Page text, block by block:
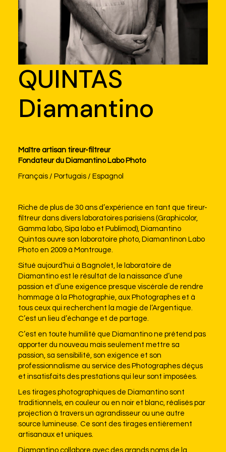
QUINTAS
Diamantino
Maître artisan tireur-filtreur
Fondateur du Diamantino Labo Photo
Français / Portugais / Espagnol
Riche de plus de 30 ans d’expérience en tant que tireur-
filtreur dans divers laboratoires parisiens (Graphicolor,
Gamma labo, Sipa labo et Publimod), Diamantino
Quintas ouvre son laboratoire photo, Diamantinon Labo
Photo en 2009 à Montrouge.
Situé aujourd’hui à Bagnolet, le laboratoire de
Diamantino est le résultat de la naissance d’une
passion et d’une exigence presque viscérale de rendre
hommage à la Photographie, aux Photographes et à
tous ceux qui recherchent la magie de l’Argentique.
C’est un lieu d’échange et de partage.
C’est en toute humilité que Diamantino ne prétend pas
apporter du nouveau mais seulement mettre sa
passion, sa sensibilité, son exigence et son
professionnalisme au service des Photographes déçus
et insatisfaits des prestations qui leur sont imposées.
Les tirages photographiques de Diamantino sont
traditionnels, en couleur ou en noir et blanc, réalisés par
projection à travers un agrandisseur ou une autre
source lumineuse. Ce sont des tirages entièrement
artisanaux et uniques.
Diamantino collabore avec des grands noms de la